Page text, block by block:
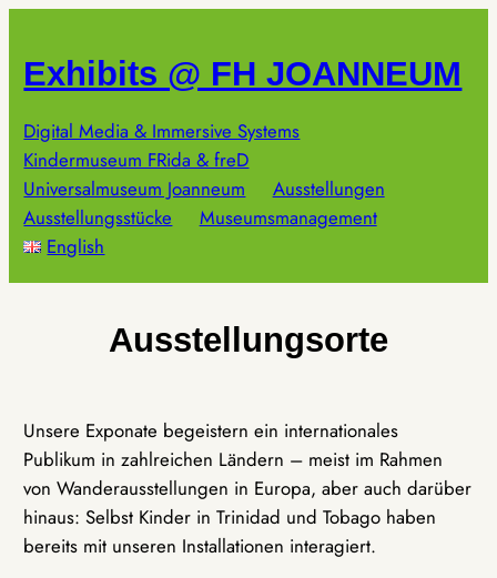
springen
Exhibits @ FH JOANNEUM
Digital Media & Immersive Systems
Kindermuseum FRida & freD
Universalmuseum Joanneum
Ausstellungen
Ausstellungsstücke
Museumsmanagement
English
Ausstellungsorte
Unsere Exponate begeistern ein internationales
Publikum in zahlreichen Ländern – meist im Rahmen
von Wanderausstellungen in Europa, aber auch darüber
hinaus: Selbst Kinder in Trinidad und Tobago haben
bereits mit unseren Installationen interagiert.